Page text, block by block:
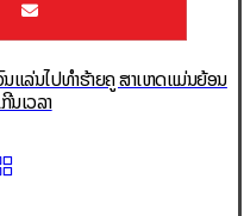
ແລ່ນໄປທຳຮ້າຍຄູ ສາເຫດແມ່ນຍ້ອນ
ນເວລາ